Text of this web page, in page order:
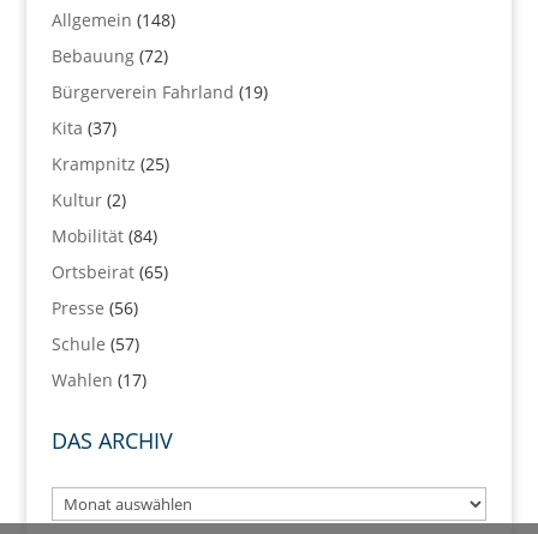
Allgemein (148)
Bebauung(72)
Bürgerverein Fahrland (19)
Kita (37)
Krampnitz (25)
Kultur(2)
Mobilität(84)
Ortsbeirat(65)
Presse (56)
Schule (57)
Wahlen (17)
DAS ARCHIV
Das
Archiv